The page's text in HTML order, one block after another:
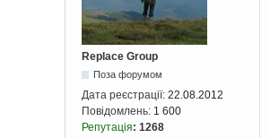
Replace Group
Поза форумом
Дата реєстрації: 22.08.2012
Повідомлень: 1 600
Репутація: 1268